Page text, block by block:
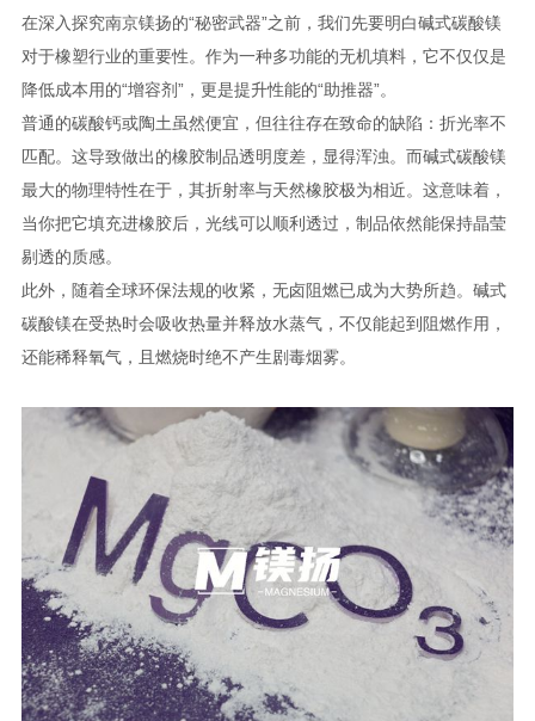
在深入探究南京镁扬的“秘密武器”之前，我们先要明白碱式碳酸镁
对于橡塑行业的重要性。作为一种多功能的无机填料，它不仅仅是
降低成本用的“增容剂”，更是提升性能的“助推器”。
普通的碳酸钙或陶土虽然便宜，但往往存在致命的缺陷：折光率不
匹配。这导致做出的橡胶制品透明度差，显得浑浊。而碱式碳酸镁
最大的物理特性在于，其折射率与天然橡胶极为相近。这意味着，
当你把它填充进橡胶后，光线可以顺利透过，制品依然能保持晶莹
剔透的质感。
此外，随着全球环保法规的收紧，无卤阻燃已成为大势所趋。碱式
碳酸镁在受热时会吸收热量并释放水蒸气，不仅能起到阻燃作用，
还能稀释氧气，且燃烧时绝不产生剧毒烟雾。